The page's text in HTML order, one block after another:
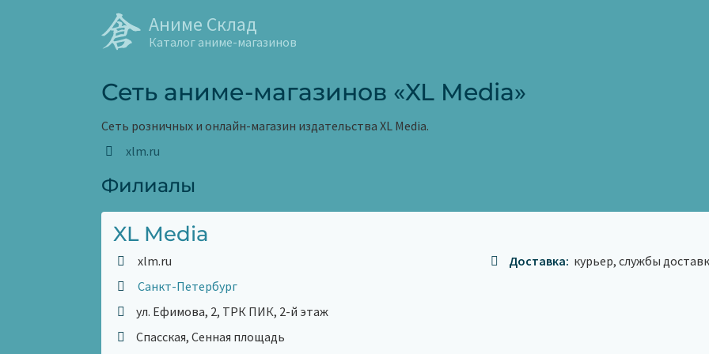
Аниме Склад
Каталог аниме-магазинов
Сеть аниме-магазинов «XL Media»
Сеть розничных и онлайн-магазин издательства XL Media.
xlm.ru
Филиалы
XL Media
xlm.ru
Санкт-Петербург
ул. Ефимова, 2, ТРК ПИК, 2-й этаж
Спасская, Сенная площадь
Доставка: курьер, службы